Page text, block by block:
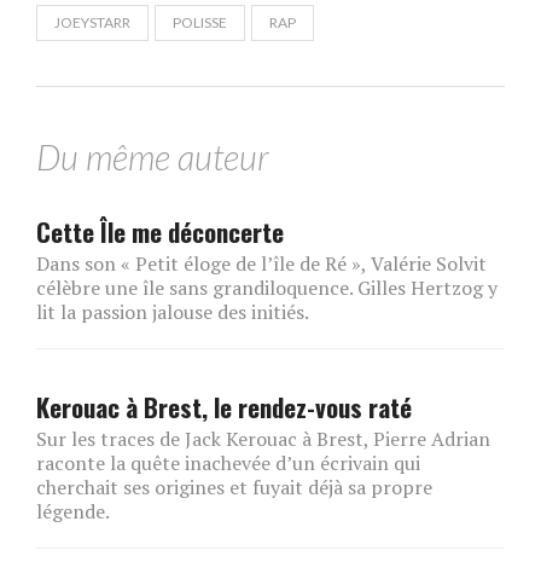
JOEYSTARR POLISSE RAP
Du même auteur
Cette Île me déconcerte
Dans son « Petit éloge de l’île de Ré », Valérie Solvit
célèbre une île sans grandiloquence. Gilles Hertzog y
lit la passion jalouse des initiés.
Kerouac à Brest, le rendez-vous raté
Sur les traces de Jack Kerouac à Brest, Pierre Adrian
raconte la quête inachevée d’un écrivain qui
cherchait ses origines et fuyait déjà sa propre
légende.